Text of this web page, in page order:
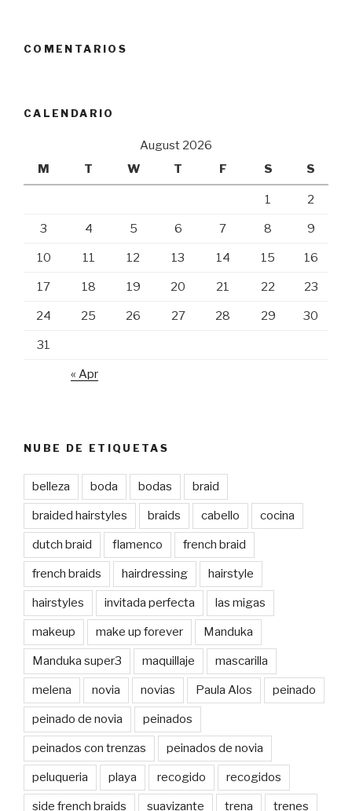
COMENTARIOS
CALENDARIO
August 2026
M
T W T F S S
1 2
3 4 5 6 7 8 9
10 11 12 13 14 15 16
17 18 19 20 21 22 23
24 25 26 27 28 29 30
31
« Apr
NUBE DE ETIQUETAS
belleza boda bodas braid
braided hairstyles braids cabello cocina
dutch braid flamenco french braid
french braids hairdressing hairstyle
hairstyles invitada perfecta las migas
makeup make up forever Manduka
Manduka super3 maquillaje mascarilla
melena novia novias Paula Alos peinado
peinado de novia peinados
peinados con trenzas peinados de novia
peluqueria playa recogido recogidos
side french braids suavizante trena trenes